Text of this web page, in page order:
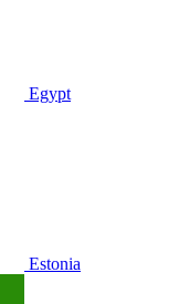
Egypt
Estonia